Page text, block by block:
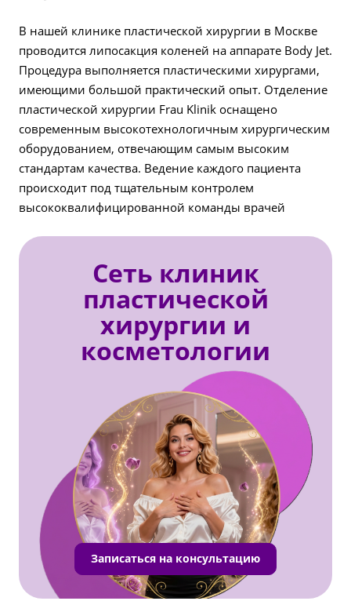
В нашей клинике пластической хирургии в Москве
проводится липосакция коленей на аппарате Body Jet.
Процедура выполняется пластическими хирургами,
имеющими большой практический опыт. Отделение
пластической хирургии Frau Klinik оснащено
современным высокотехнологичным хирургическим
оборудованием, отвечающим самым высоким
стандартам качества. Ведение каждого пациента
происходит под тщательным контролем
высококвалифицированной команды врачей
Сеть клиник
пластической
хирургии и
косметологии
Записаться на консультацию